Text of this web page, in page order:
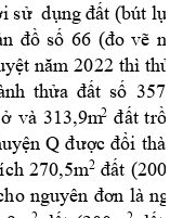
sử dụng đất (bút lục
đồ số 66 (đo vẽ
ệt năm 2022 thì
thửa đất số 357,
ở và 313,9m2 đất
Q được đổi
270,5m2 đất (200m
nguyên đơn là